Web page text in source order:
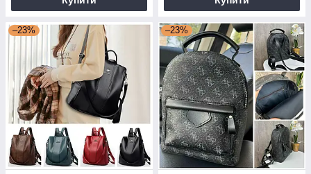
–23% –23%